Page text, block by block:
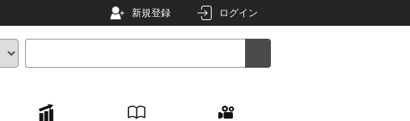
新規登録 ログイン